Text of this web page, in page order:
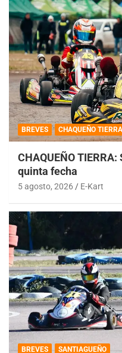
BREVES CHAQUEÑO TIERRA
CHAQUEÑO
quinta fecha
5 agosto, 2026 E-Kart
BREVES SANTIAGUEÑO